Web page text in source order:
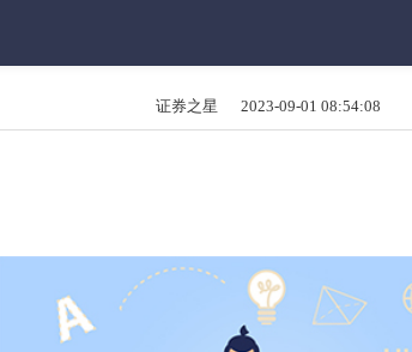
证券之星 2023-09-01 08:54:08